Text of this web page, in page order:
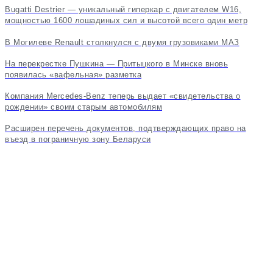
Bugatti Destrier — уникальный гиперкар с двигателем W16,
мощностью 1600 лошадиных сил и высотой всего один метр
В Могилеве Renault столкнулся с двумя грузовиками МАЗ
На перекрестке Пушкина — Притыцкого в Минске вновь
появилась «вафельная» разметка
Компания Mercedes-Benz теперь выдает «свидетельства о
рождении» своим старым автомобилям
Расширен перечень документов, подтверждающих право на
въезд в пограничную зону Беларуси